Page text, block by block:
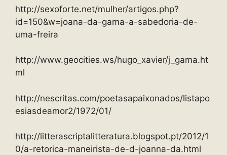
http://sexoforte.net/mulher/artigos.php?
id=150&w=joana-da-gama-a-sabedoria-de-
uma-freira
http://www.geocities.ws/hugo_xavier/j_gama.ht
ml
http://nescritas.com/poetasapaixonados/listapo
esiasdeamor2/1972/01/
http://litterascriptalitteratura.blogspot.pt/2012/1
0/a-retorica-maneirista-de-d-joanna-da.html